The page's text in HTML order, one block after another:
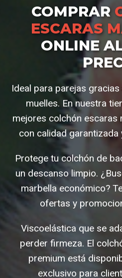
COMPRAR
ESCARAS
ONLINE
Ideal para parejas
muelles. En nuestra
mejores colchón escaras
con calidad garantizada
Protege tu colchón de
un descanso limpio.
marbella económico?
ofertas y
Viscoelástica que se
perder firmeza. El
premium está
exclusivo para